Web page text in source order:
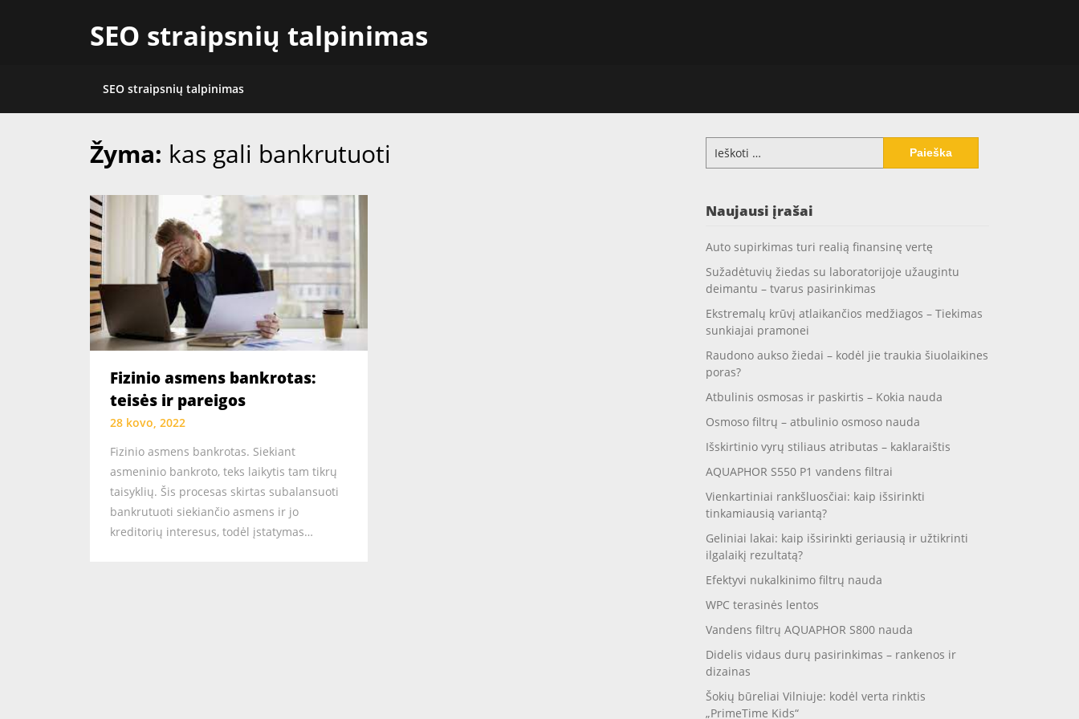
SEO straipsnių talpinimas
SEO straipsnių talpinimas
Žyma: kas gali bankrutuoti
Fizinio asmens bankrotas:
teisės ir pareigos
28 kovo, 2022
Fizinio asmens bankrotas. Siekiant
asmeninio bankroto, teks laikytis tam tikrų
taisyklių. Šis procesas skirtas subalansuoti
bankrutuoti siekiančio asmens ir jo
kreditorių interesus, todėl įstatymas…
Ieškoti:
Naujausi įrašai
Auto supirkimas turi realią finansinę vertę
Sužadėtuvių žiedas su laboratorijoje užaugintu
deimantu – tvarus pasirinkimas
Ekstremalų krūvį atlaikančios medžiagos – Tiekimas
sunkiajai pramonei
Raudono aukso žiedai – kodėl jie traukia šiuolaikines
poras?
Atbulinis osmosas ir paskirtis – Kokia nauda
Osmoso filtrų – atbulinio osmoso nauda
Išskirtinio vyrų stiliaus atributas – kaklaraištis
AQUAPHOR S550 P1 vandens filtrai
Vienkartiniai rankšluosčiai: kaip išsirinkti
tinkamiausią variantą?
Geliniai lakai: kaip išsirinkti geriausią ir užtikrinti
ilgalaikį rezultatą?
Efektyvi nukalkinimo filtrų nauda
WPC terasinės lentos
Vandens filtrų AQUAPHOR S800 nauda
Didelis vidaus durų pasirinkimas – rankenos ir
dizainas
Šokių būreliai Vilniuje: kodėl verta rinktis
„PrimeTime Kids“